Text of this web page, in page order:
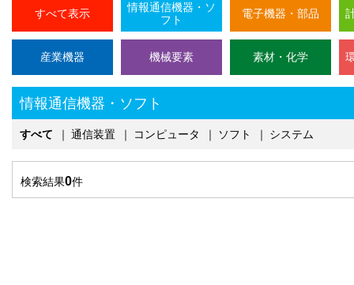
すべて表示
情報通信機器・ソ
フト
電子機器・部品
産業機器 機械要素 素材・化学
情報通信機器・ソフト
すべて ｜ 通信装置 ｜ コンピュータ ｜ ソフト ｜ システム
検索結果0件